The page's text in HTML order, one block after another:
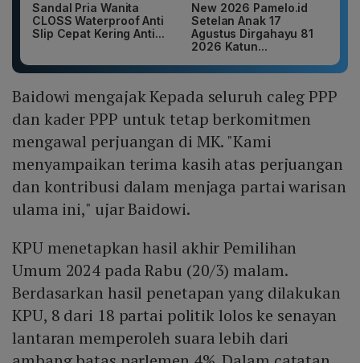
Sandal Pria Wanita
CLOSS Waterproof Anti
Slip Cepat Kering Anti...
New 2026 Pamelo.id
Setelan Anak 17
Agustus Dirgahayu 81
2026 Katun...
Baidowi mengajak Kepada seluruh caleg PPP
dan kader PPP untuk tetap berkomitmen
mengawal perjuangan di MK. "Kami
menyampaikan terima kasih atas perjuangan
dan kontribusi dalam menjaga partai warisan
ulama ini," ujar Baidowi.
KPU menetapkan hasil akhir Pemilihan
Umum 2024 pada Rabu (20/3) malam.
Berdasarkan hasil penetapan yang dilakukan
KPU, 8 dari 18 partai politik lolos ke senayan
lantaran memperoleh suara lebih dari